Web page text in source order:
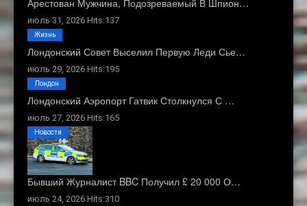
июль 31, 2026 Hits:137
Лондонский Совет Выселил Первую Леди Сье…
июль 29, 2026 Hits:195
Жизнь
Лондонский Аэропорт Гатвик Столкнулся С …
июль 27, 2026 Hits:165
Лондон
Бывший Журналист BBC Получил £ 20 000 О…
июль 24, 2026 Hits:310
Новости